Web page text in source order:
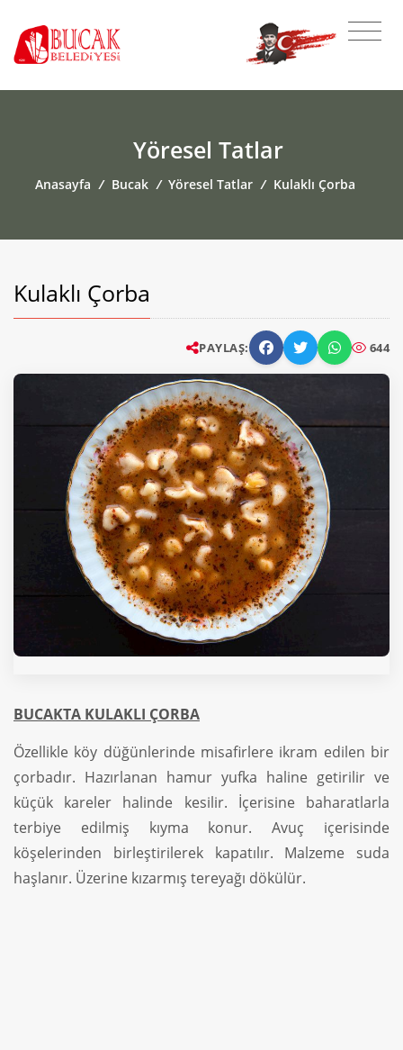
Yöresel Tatlar
Anasayfa / Bucak / Yöresel Tatlar / Kulaklı Çorba
Kulaklı Çorba
PAYLAŞ: 644
BUCAKTA KULAKLI ÇORBA
Özellikle köy düğünlerinde misafirlere ikram edilen bir
çorbadır. Hazırlanan hamur yufka haline getirilir ve
küçük kareler halinde kesilir. İçerisine baharatlarla
terbiye edilmiş kıyma konur. Avuç içerisinde
köşelerinden birleştirilerek kapatılır. Malzeme suda
haşlanır. Üzerine kızarmış tereyağı dökülür.